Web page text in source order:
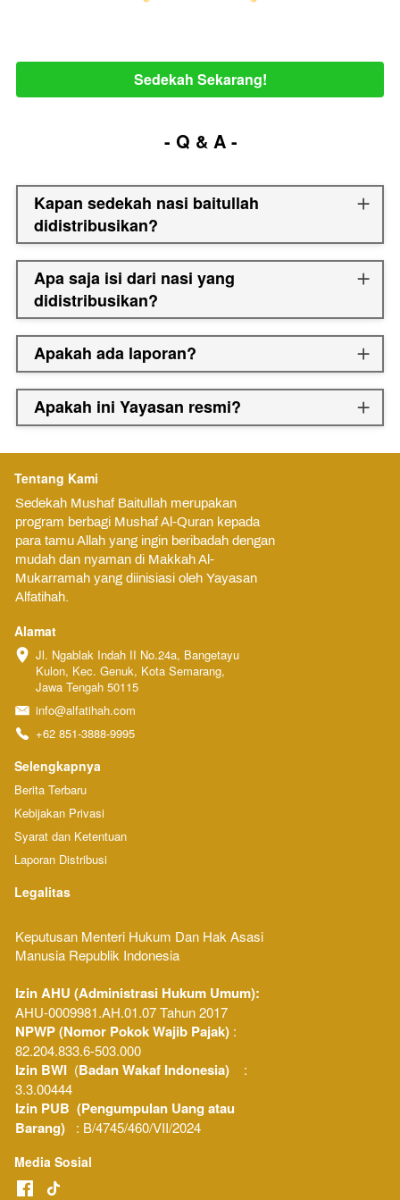
`
Sedekah Sekarang!
- Q & A -
Kapan sedekah nasi baitullah
didistribusikan?
Apa saja isi dari nasi yang
didistribusikan?
Apakah ada laporan?
Apakah ini Yayasan resmi?
Tentang Kami
Sedekah Mushaf Baitullah merupakan
program berbagi Mushaf Al-Quran kepada
para tamu Allah yang ingin beribadah dengan
mudah dan nyaman di Makkah Al-
Mukarramah yang diinisiasi oleh Yayasan
Alfatihah.
Alamat
Jl. Ngablak Indah II No.24a, Bangetayu
Kulon, Kec. Genuk, Kota Semarang,
Jawa Tengah 50115
info@alfatihah.com
+62 851-3888-9995
Selengkapnya
Berita Terbaru
Kebijakan Privasi
Syarat dan Ketentuan
Laporan Distribusi
Legalitas
Keputusan Menteri Hukum Dan Hak Asasi
Manusia Republik Indonesia
AHU-0009981.AH.01.07 Tahun 2017
NPWP (Nomor Pokok Wajib Pajak) :
82.204.833.6-503.000
Izin BWI
  (
Badan Wakaf Indonesia)
    :
3.3.00444
Izin PUB  (Pengumpulan Uang atau
Barang)
   : B/4745/460/VII/2024
Media Sosial